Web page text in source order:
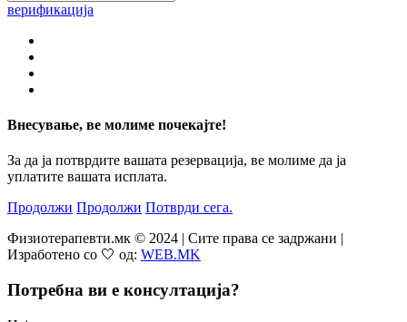
верификација
Внесување, ве молиме почекајте!
За да ја потврдите вашата резервација, ве молиме да ја
уплатите вашата исплата.
Продолжи Продолжи Потврди сега.
Физиотерапевти.мк © 2024 | Сите права се задржани |
Изработено со 🤍 од: WEB.MK
Потребна ви е консултација?